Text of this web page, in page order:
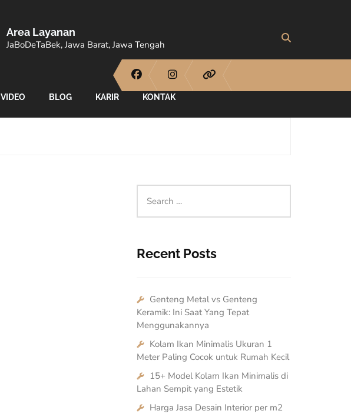
Area Layanan
JaBoDeTaBek, Jawa Barat, Jawa Tengah
VIDEO BLOG KARIR KONTAK
Recent Posts
Genteng Metal vs Genteng
Keramik: Ini Saat Yang Tepat
Menggunakannya
Kolam Ikan Minimalis Ukuran 1
Meter Paling Cocok untuk Rumah Kecil
15+ Model Kolam Ikan Minimalis di
Lahan Sempit yang Estetik
Harga Jasa Desain Interior per m2